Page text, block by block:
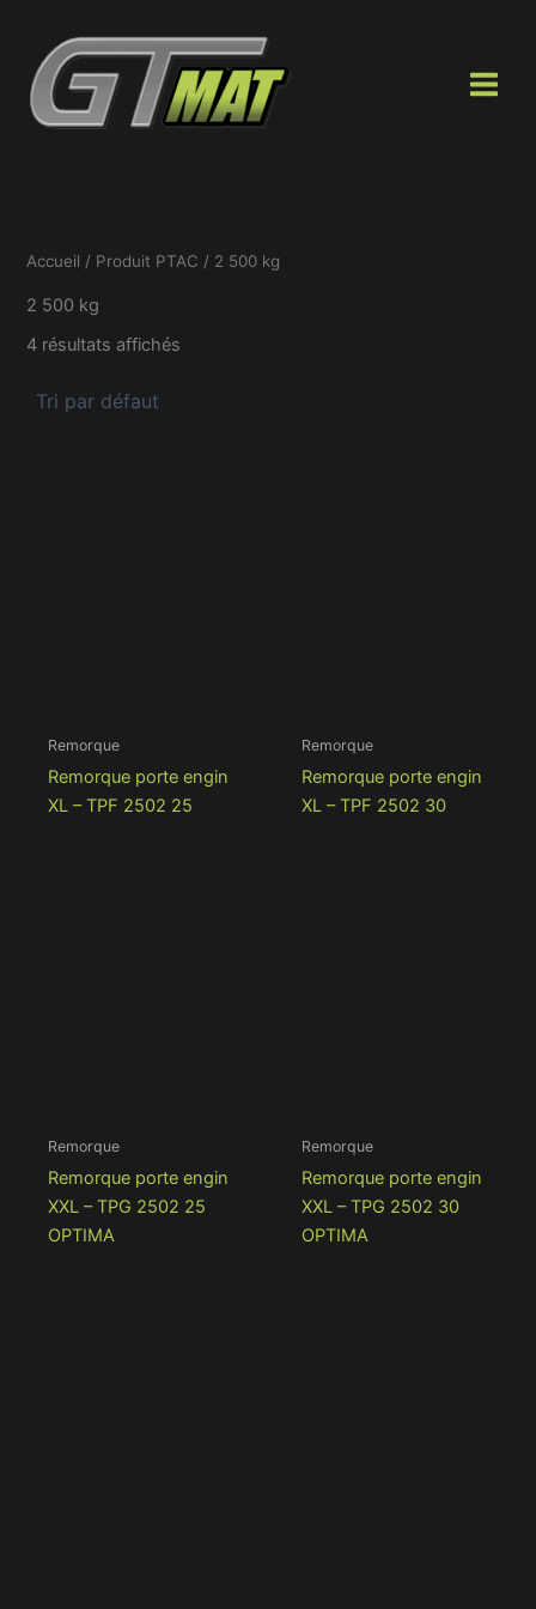
contenu
Accueil / Produit PTAC / 2 500 kg
2 500 kg
4 résultats affichés
Remorque
Remorque porte engin
XL – TPF 2502 25
Remorque
Remorque porte engin
XL – TPF 2502 30
Remorque
Remorque porte engin
XXL – TPG 2502 25
OPTIMA
Remorque
Remorque porte engin
XXL – TPG 2502 30
OPTIMA